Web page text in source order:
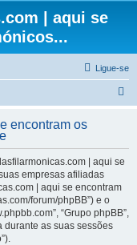
| aqui se
Ligue-se
q
encontram os
| aqui se
empresas afiliadas
| aqui se encontram
forum/phpBB”) e o
“Grupo phpBB”,
durante as suas sessões